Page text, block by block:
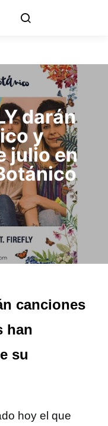
darán
y
julio en
canciones
han
su
hoy el que